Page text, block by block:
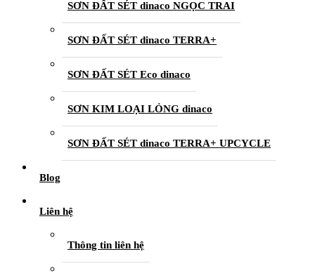
SƠN ĐẤT SÉT dinaco NGỌC TRAI
SƠN ĐẤT SÉT dinaco TERRA+
SƠN ĐẤT SÉT Eco dinaco
SƠN KIM LOẠI LỎNG dinaco
SƠN ĐẤT SÉT dinaco TERRA+ UPCYCLE
Blog
Liên hệ
Thông tin liên hệ